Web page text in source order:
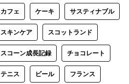
カフェ ケーキ サスティナブル
スキンケア スコットランド
スコーン成長記録 チョコレート
テニス ビール フランス